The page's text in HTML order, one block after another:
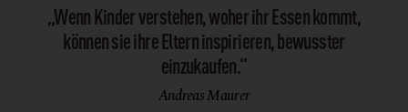
„Wenn Kinder verstehen, woher ihr Essen kommt,
können sie ihre Eltern inspirieren, bewusster
einzukaufen.“
Andreas Maurer